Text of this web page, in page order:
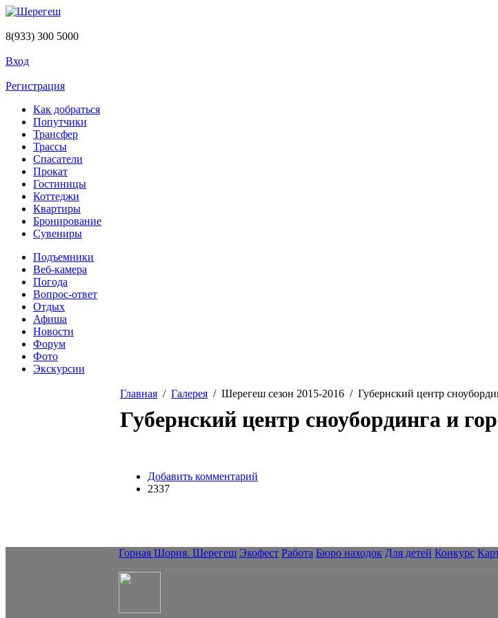
Перейти к основному содержанию
8(933) 300 5000
Вход
Регистрация
Как добраться
Попутчики
Трансфер
Трассы
Спасатели
Прокат
Гостиницы
Коттеджи
Квартиры
Бронирование
Сувениры
Подъемники
Веб-камера
Погода
Вопрос-ответ
Отдых
Афиша
Новости
Форум
Фото
Экскурсии
Вы здесь
Главная / Галерея / Шерегеш сезон 2015-2016 / Губернский центр
Губернский центр сноубординга и
Добавить комментарий
2337
Горная Шория. Шерегеш Экофест Работа Бюро находок Для детей Конкурс